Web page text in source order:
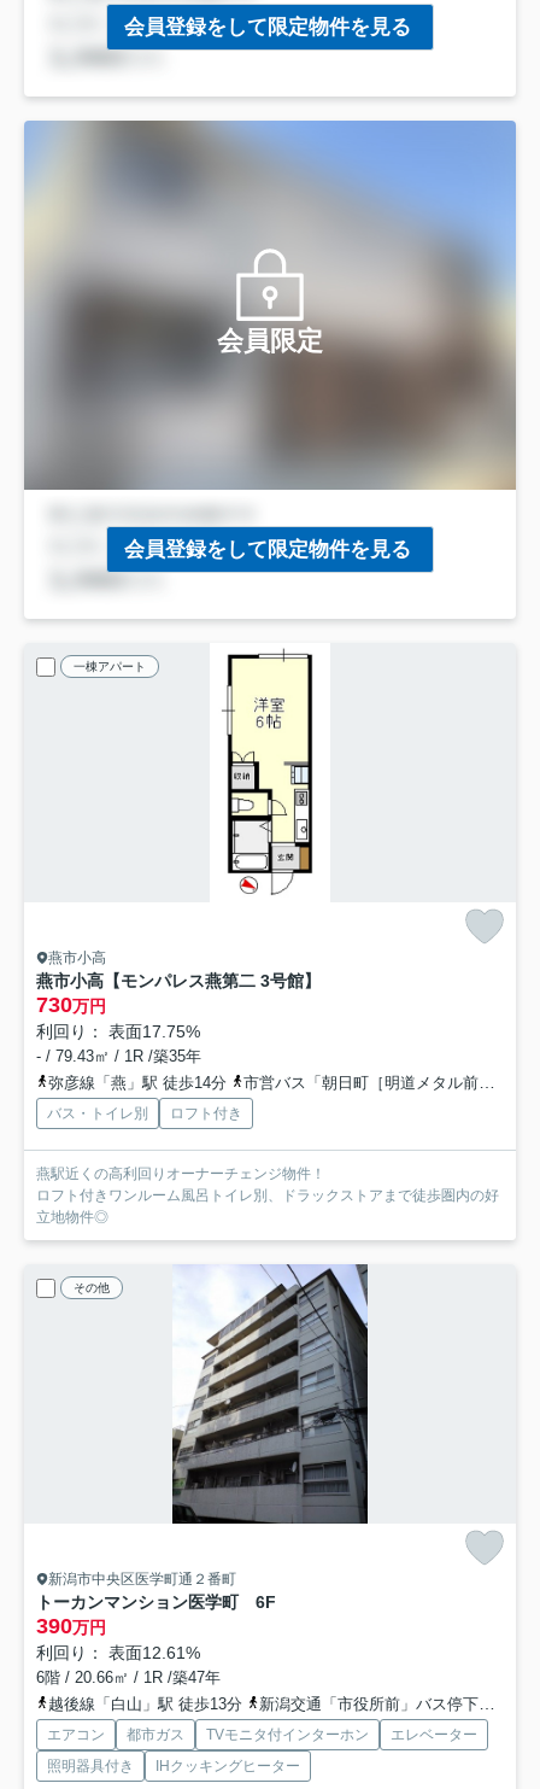
会員登録をして限定物件を見る
会員限定
会員登録をして限定物件を見る
一棟アパート
燕市小高
燕市小高【モンパレス燕第二 3号館】
730万円
利回り： 表面17.75%
- / 79.43㎡ / 1R /築35年
弥彦線「燕」駅 徒歩14分
市営バス「朝日町［明道メタル前］」バス停下車 徒歩4分
バス・トイレ別 ロフト付き
燕駅近くの高利回りオーナーチェンジ物件！
ロフト付きワンルーム風呂トイレ別、ドラックストアまで徒歩圏内の好
立地物件◎
その他
新潟市中央区医学町通２番町
トーカンマンション医学町 6F
390万円
利回り： 表面12.61%
6階 / 20.66㎡ / 1R /築47年
越後線「白山」駅 徒歩13分
新潟交通「市役所前」バス停下車 徒歩2分
エアコン 都市ガス TVモニタ付インターホン
エレベーター
照明器具付き
IHクッキングヒーター